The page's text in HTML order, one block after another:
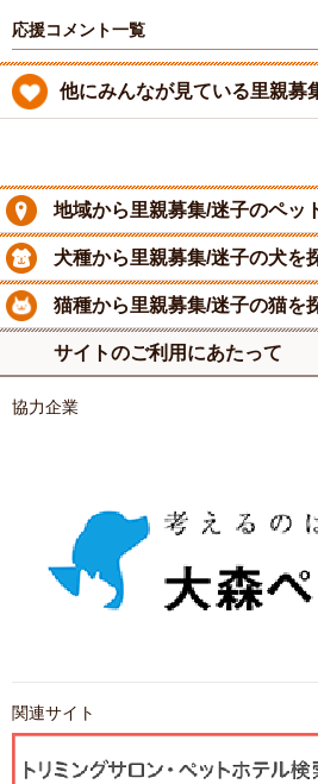
応援コメント一覧
他にみんなが見ている里親募
地域から里親募集/迷子のペッ
犬種から里親募集/迷子の犬を
猫種から里親募集/迷子の猫を
サイトのご利用にあたって
協力企業
関連サイト